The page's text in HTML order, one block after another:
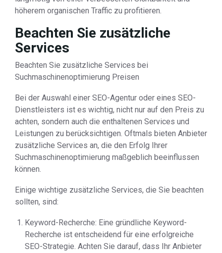
höherem organischen Traffic zu profitieren.
Beachten Sie zusätzliche
Services
Beachten Sie zusätzliche Services bei
Suchmaschinenoptimierung Preisen
Bei der Auswahl einer SEO-Agentur oder eines SEO-
Dienstleisters ist es wichtig, nicht nur auf den Preis zu
achten, sondern auch die enthaltenen Services und
Leistungen zu berücksichtigen. Oftmals bieten Anbieter
zusätzliche Services an, die den Erfolg Ihrer
Suchmaschinenoptimierung maßgeblich beeinflussen
können.
Einige wichtige zusätzliche Services, die Sie beachten
sollten, sind:
Keyword-Recherche: Eine gründliche Keyword-
Recherche ist entscheidend für eine erfolgreiche
SEO-Strategie. Achten Sie darauf, dass Ihr Anbieter